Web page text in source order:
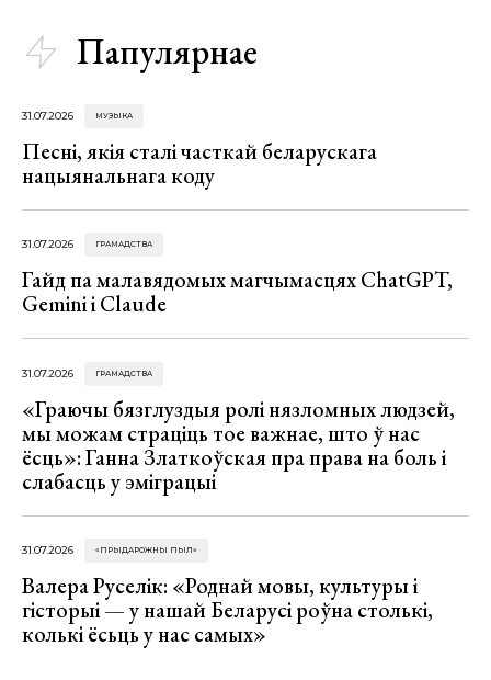
Папулярнае
31.07.2026 МУЗЫКА
Песні, якія сталі часткай беларускага
нацыянальнага коду
31.07.2026 ГРАМАДСТВА
Гайд па малавядомых магчымасцях ChatGPT,
Gemini і Claude
31.07.2026 ГРАМАДСТВА
«Граючы бязглуздыя ролі нязломных людзей,
мы можам страціць тое важнае, што ў нас
ёсць»: Ганна Златкоўская пра права на боль і
слабасць у эміграцыі
31.07.2026 «ПРЫДАРОЖНЫ ПЫЛ»
Валера Руселік: «Роднай мовы, культуры і
гісторыі — у нашай Беларусі роўна столькі,
колькі ёсьць у нас самых»